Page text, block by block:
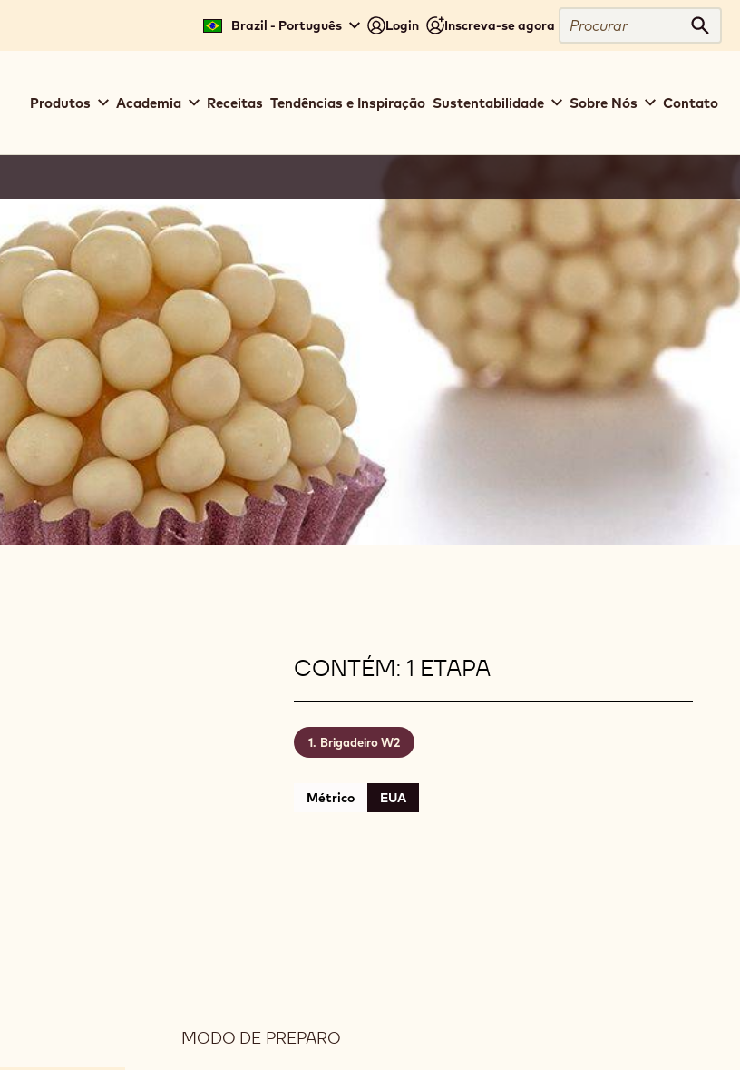
Brazil - Português Login Inscreva-se agora
Procurar
navigation
Produtos Academia Receitas Tendências e Inspiração Sustentabilidade Sobre Nós Contato
CONTÉM: 1 ETAPA
Brigadeiro W2
Métrico EUA
MODO DE PREPARO